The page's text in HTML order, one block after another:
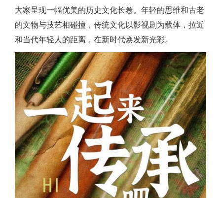
大家呈现一幅优美的历史文化长卷。年轻的思维和古老
的文物与技艺相碰撞，传统文化以影视剧为载体，拉近
和当代年轻人的距离，在新时代焕发新光彩。